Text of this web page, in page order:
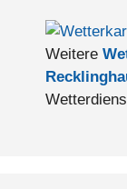
Weitere